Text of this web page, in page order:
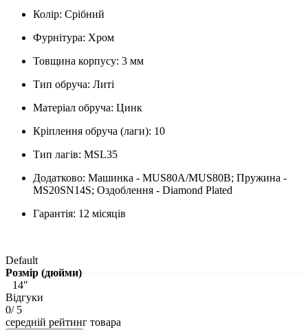
Колір: Срібний
Фурнітура: Хром
Товщина корпусу: 3 мм
Тип обруча: Литі
Матеріал обруча: Цинк
Кріплення обруча (лаги): 10
Тип лагів: MSL35
Додатково: Машинка - MUS80A/MUS80B; Пружина -
MS20SN14S; Оздоблення - Diamond Plated
Гарантія: 12 місяців
Default
Розмір (дюйми)
14"
Відгуки
0/ 5
середній рейтинг товара